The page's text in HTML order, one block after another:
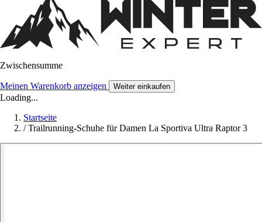
Zwischensumme
Meinen Warenkorb anzeigen Weiter einkaufen
Loading...
Startseite
/ Trailrunning-Schuhe für Damen La Sportiva Ultra Raptor 3